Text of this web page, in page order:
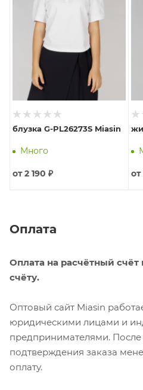
блузка G-PL26273S Miasin
Много
от2 190 ₽ от
Оплата
Оплата на расчётный
счёту.
Оптовый сайт Miasin
юридическими лицами и
предпринимателями.
подтверждения заказа
оплату.